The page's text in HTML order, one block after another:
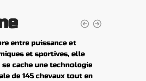
entre puissance et
et sportives, elle
cache une technologie
de 145 chevaux tout en